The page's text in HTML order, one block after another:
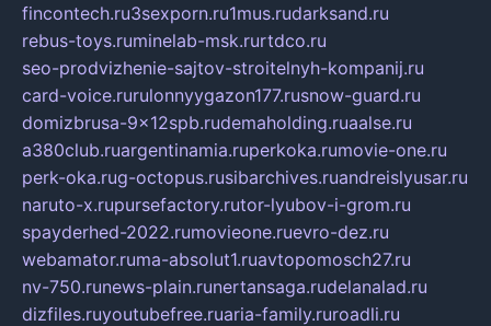
fincontech.ru3sexporn.ru1mus.rudarksand.ru
rebus-toys.ruminelab-msk.rurtdco.ru
seo-prodvizhenie-sajtov-stroitelnyh-kompanij.ru
card-voice.rurulonnyygazon177.rusnow-guard.ru
domizbrusa-9x12spb.rudemaholding.ruaalse.ru
a380club.ruargentinamia.ruperkoka.rumovie-one.ru
perk-oka.rug-octopus.rusibarchives.ruandreislyusar.ru
naruto-x.rupursefactory.rutor-lyubov-i-grom.ru
spayderhed-2022.rumovieone.ruevro-dez.ru
webamator.ruma-absolut1.ruavtopomosch27.ru
nv-750.runews-plain.runertansaga.rudelanalad.ru
dizfiles.ruyoutubefree.ruaria-family.ruroadli.ru